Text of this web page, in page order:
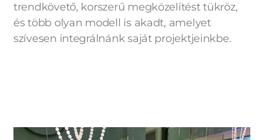
trendkövető, korszerű megközelítést tükröz,
és több olyan modell is akadt, amelyet
szívesen integrálnánk saját projektjeinkbe.